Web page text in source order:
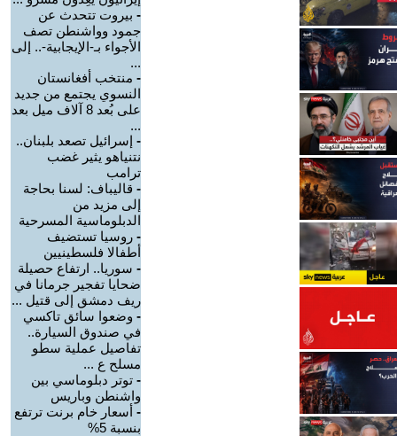
- بيروت تتحدث عن
جمود وواشنطن تصف
الأجواء بـ-الإيجابية-.. إلى
...
- منتخب أفغانستان
النسوي يجتمع من جديد
على بُعد 8 آلاف ميل بعد
...
- إسرائيل تصعد بلبنان..
نتنياهو يثير غضب
ترامب
- قاليباف: لسنا بحاجة
إلى مزيد من
الدبلوماسية المسرحية
- روسيا تستضيف
أطفالا فلسطينيين
- سوريا.. ارتفاع حصيلة
ضحايا تفجير جرمانا في
ريف دمشق إلى قتيل ...
- وضعوا سائق تاكسي
في صندوق السيارة..
تفاصيل عملية سطو
مسلح ع ...
- توتر دبلوماسي بين
واشنطن وباريس
- أسعار خام برنت ترتفع
بنسبة 5%